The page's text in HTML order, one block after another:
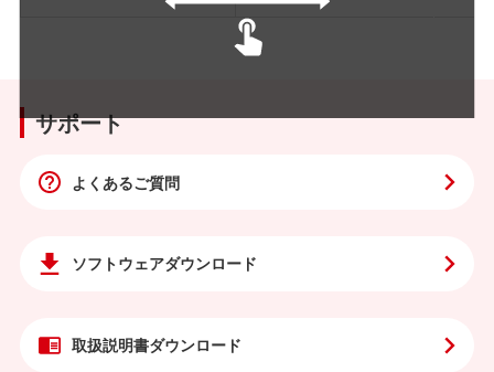
サポート
よくあるご質問
ソフトウェアダウンロード
取扱説明書ダウンロード